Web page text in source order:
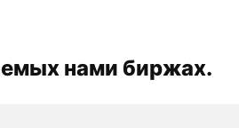
нами биржах.